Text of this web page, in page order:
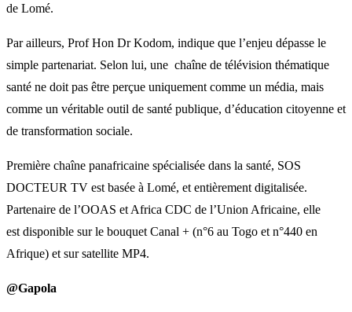
de Lomé.
Par ailleurs, Prof Hon Dr Kodom, indique que l’enjeu dépasse le
simple partenariat. Selon lui, une chaîne de télévision thématique
santé ne doit pas être perçue uniquement comme un média, mais
comme un véritable outil de santé publique, d’éducation citoyenne et
de transformation sociale.
Première chaîne panafricaine spécialisée dans la santé, SOS
DOCTEUR TV est basée à Lomé, et entièrement digitalisée.
Partenaire de l’OOAS et Africa CDC de l’Union Africaine, elle
est disponible sur le bouquet Canal + (n°6 au Togo et n°440 en
Afrique) et sur satellite MP4.
@Gapola